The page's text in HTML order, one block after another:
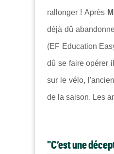
rallonger ! Après
déjà dû
(EF Education
dû se faire opérer
sur le vélo,
de la saison. Les
"C’est une